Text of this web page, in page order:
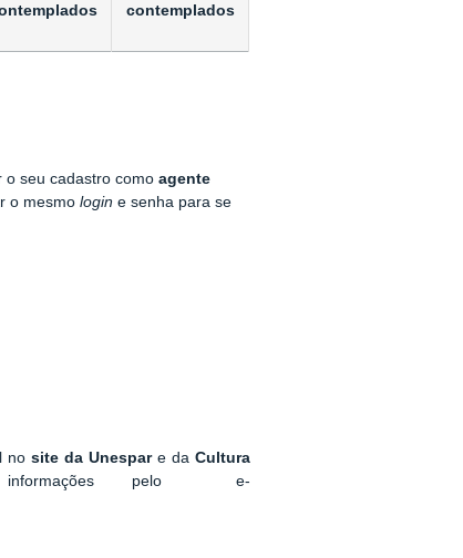
contemplados
o seu cadastro comoagente
o mesmologin e senha para se
nosite da Unespare da Cultura
informações pelo e-